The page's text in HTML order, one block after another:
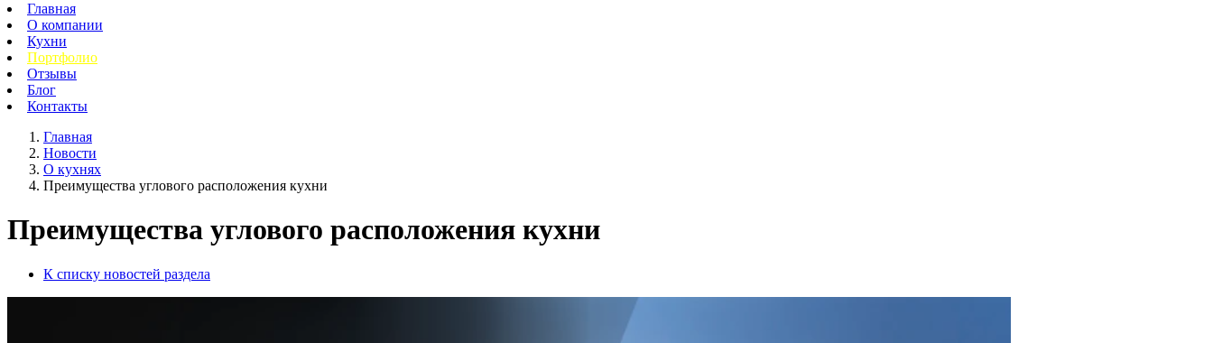
Главная
О компании
Кухни
Портфолио
Отзывы
Блог
Контакты
Главная
Новости
О кухнях
Преимущества углового расположения кухни
Преимущества углового расположения кухни
К списку новостей раздела